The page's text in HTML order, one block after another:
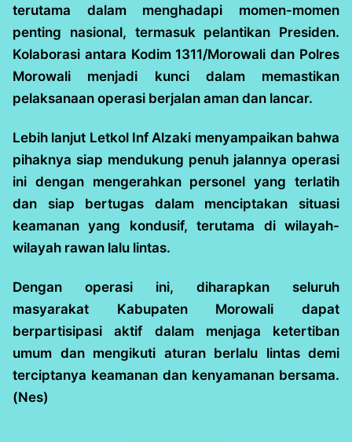
terutama dalam menghadapi momen-momen
penting nasional, termasuk pelantikan Presiden.
Kolaborasi antara Kodim 1311/Morowali dan Polres
Morowali menjadi kunci dalam memastikan
pelaksanaan operasi berjalan aman dan lancar.
Lebih lanjut Letkol Inf Alzaki menyampaikan bahwa
pihaknya siap mendukung penuh jalannya operasi
ini dengan mengerahkan personel yang terlatih
dan siap bertugas dalam menciptakan situasi
keamanan yang kondusif, terutama di wilayah-
wilayah rawan lalu lintas.
Dengan operasi ini, diharapkan seluruh
masyarakat Kabupaten Morowali dapat
berpartisipasi aktif dalam menjaga ketertiban
umum dan mengikuti aturan berlalu lintas demi
terciptanya keamanan dan kenyamanan bersama.
(Nes)